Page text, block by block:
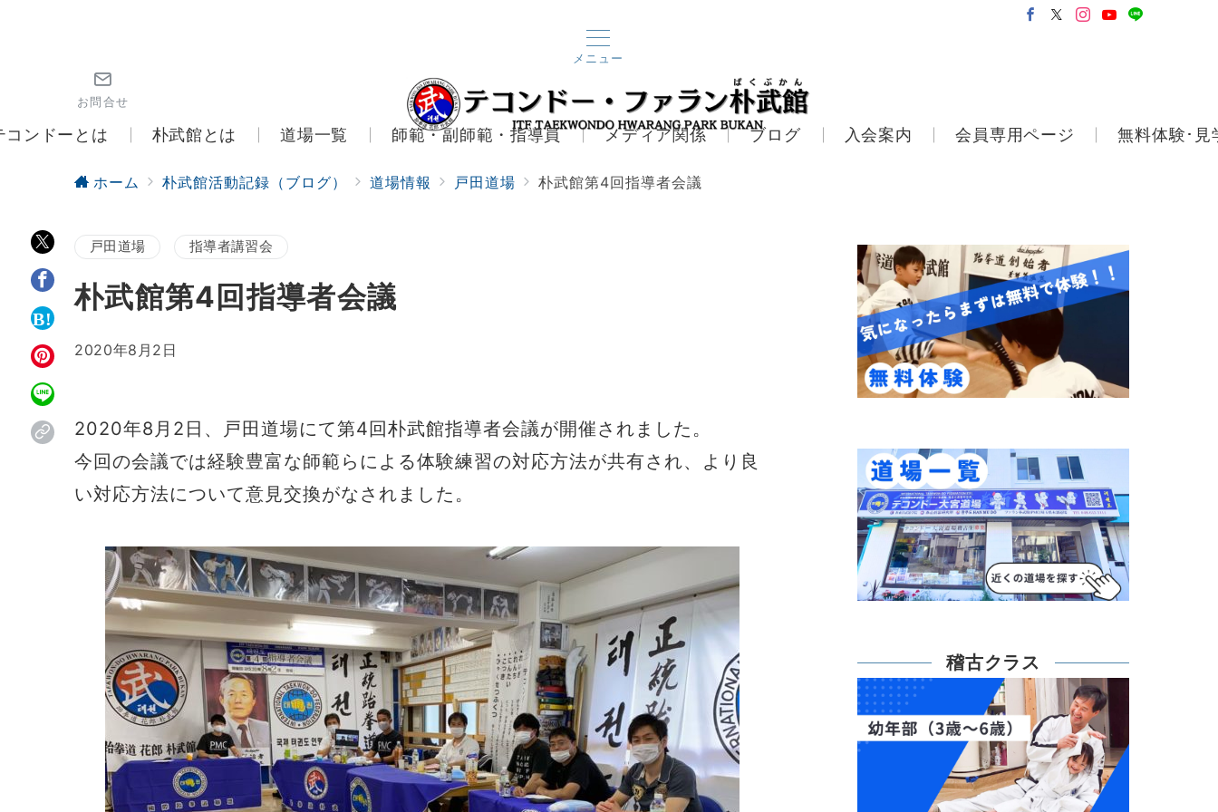
メニュー
お問合せ
コンドーとは 朴武館とは 道場一覧 師範・副師範・指導員 メディア関係 ブログ 入会案内 会員専用ページ 無料体験･見
ホーム 朴武館活動記録（ブログ） 道場情報 戸田道場 朴武館第4回指導者会議
戸田道場 指導者講習会
朴武館第4回指導者会議
2020年8月2日
2020年8月2日、戸田道場にて第4回朴武館指導者会議が開催されました。
今回の会議では経験豊富な師範らによる体験練習の対応方法が共有され、より良
い対応方法について意見交換がなされました。
稽古クラス